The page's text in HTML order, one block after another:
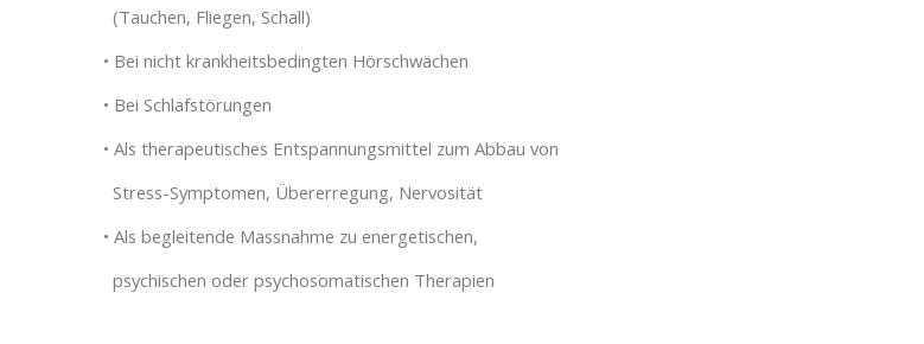
(Tauchen, Fliegen, Schall)
• Bei nicht krankheitsbedingten Hörschwächen
• Bei Schlafstörungen
• Als therapeutisches Entspannungsmittel zum Abbau von
Stress-Symptomen, Übererregung, Nervosität
• Als begleitende Massnahme zu energetischen,
psychischen oder psychosomatischen Therapien